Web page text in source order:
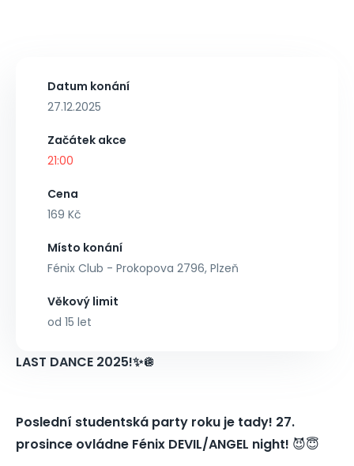
Datum konání
27.12.2025
Začátek akce
21:00
Cena
169 Kč
Místo konání
Fénix Club - Prokopova 2796, Plzeň
Věkový limit
od 15 let
LAST DANCE 2025!✨🪩
Poslední studentská party roku je tady! 27.
prosince ovládne Fénix DEVIL/ANGEL night! 😈😇